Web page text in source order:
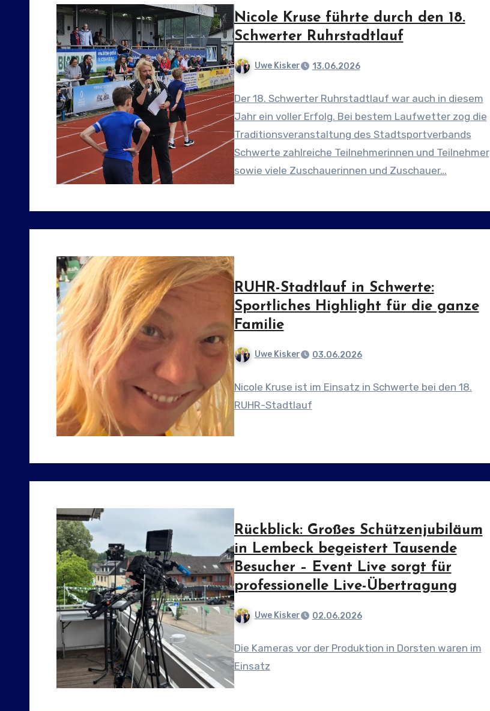
Nicole Kruse führte durch den 18.
Schwerter Ruhrstadtlauf
Uwe Kisker 13.06.2026
Der 18. Schwerter Ruhrstadtlauf war auch in diesem
Jahr ein voller Erfolg. Bei bestem Laufwetter zog die
Traditionsveranstaltung des Stadtsportverbands
Schwerte zahlreiche Teilnehmerinnen und Teilnehmer
sowie viele Zuschauerinnen und Zuschauer…
RUHR-Stadtlauf in Schwerte:
Sportliches Highlight für die ganze
Familie
Uwe Kisker 03.06.2026
Nicole Kruse ist im Einsatz in Schwerte bei den 18.
RUHR-Stadtlauf
Rückblick: Großes Schützenjubiläum
in Lembeck begeistert Tausende
Besucher – Event Live sorgt für
professionelle Live-Übertragung
Uwe Kisker 02.06.2026
Die Kameras vor der Produktion in Dorsten waren im
Einsatz